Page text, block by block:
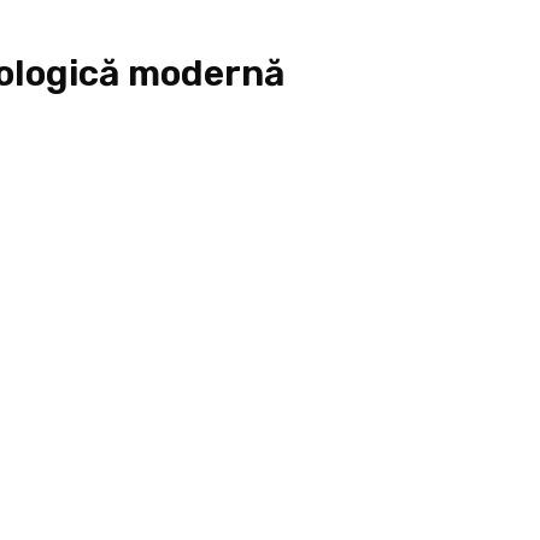
modernă